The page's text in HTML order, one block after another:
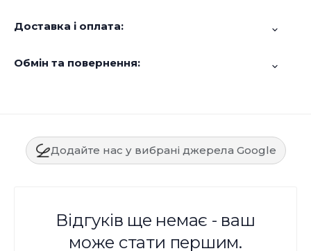
Доставка і оплата:
Обмін та повернення:
Додайте нас у вибрані джерела Google
Відгуків ще немає - ваш
може стати першим.